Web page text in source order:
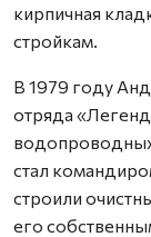
кирпичная
стройкам.
В 1979 году
отряда
водопроводных
стал
строили
его